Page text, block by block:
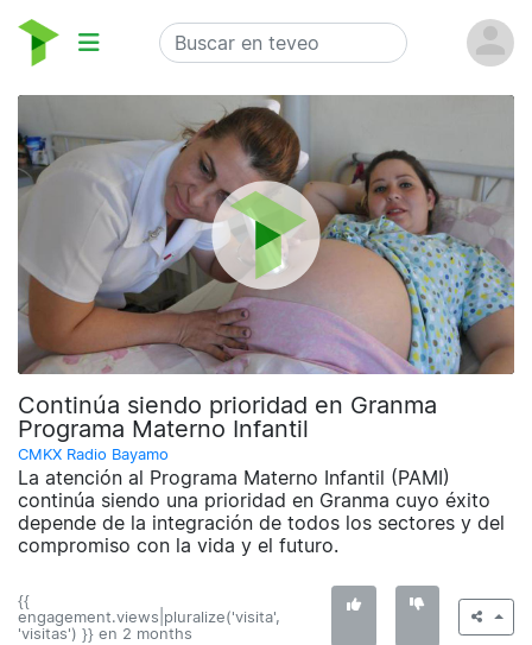
Continúa siendo prioridad en Granma
Programa Materno Infantil
CMKX Radio Bayamo
La atención al Programa Materno Infantil (PAMI)
continúa siendo una prioridad en Granma cuyo éxito
depende de la integración de todos los sectores y del
compromiso con la vida y el futuro.
{{
engagement.views|pluralize('visita',
'visitas') }} en 2 months